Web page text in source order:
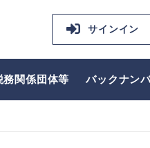
サインイン
務関係団体等 バックナン